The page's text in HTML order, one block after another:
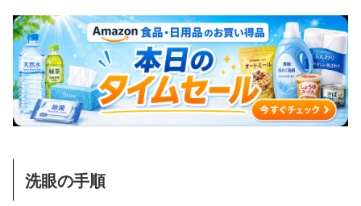
洗眼の手順